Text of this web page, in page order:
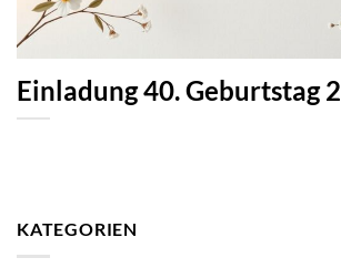
Einladung 40. Geburtstag 2
KATEGORIEN